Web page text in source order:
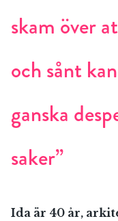
skam över
och sånt
ganska
saker”
Ida är 40 år,